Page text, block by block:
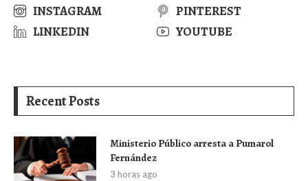
INSTAGRAM
PINTEREST
LINKEDIN
YOUTUBE
Recent Posts
Ministerio Público arresta a Pumarol
Fernández
3 horas ago